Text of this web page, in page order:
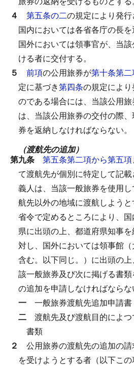
４ 第五条の二の規定により発行
国内においては各省各庁の長を
国外においては領事官が、当
ける者に交付する。
５ 前項の公用旅券が第十条第二
定に基づき第四条の規定によ
のである場合には、当該公用
は、当該公用旅券の交付の際
券を返納しなければならない。
（渡航先の追加）
第九条 第五条第二項から第五
て渡航先が個別に特定して記
義人は、当該一般旅券を使用
航先以外の地域に渡航しよう
省令で定めるところにより、
県に出頭の上、都道府県知事
対し、国外においては領事館
含む。以下同じ。）に出頭の
該一般旅券及び次に掲げる書
の追加を申請しなければならな
一 一般旅券渡航先追加申請書
二 渡航先及び渡航目的によ
書類
２ 公用旅券の渡航先の追加の
を受けようとする者（以下こ